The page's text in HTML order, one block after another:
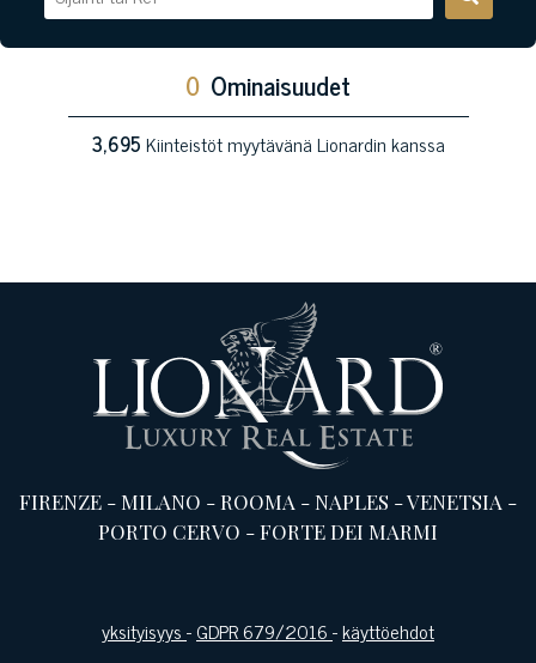
0 Ominaisuudet
3,695Kiinteistöt myytävänä Lionardin kanssa
FIRENZE -MILANO -ROOMA -NAPLES -VENETSIA -
PORTO CERVO -FORTE DEI MARMI
yksityisyys-GDPR 679/2016-käyttöehdot